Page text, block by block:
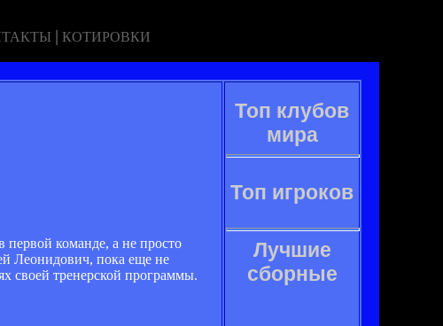
| КОТИРОВКИ
первой команде, а не просто
Леонидович, пока еще не
своей тренерской программы.
Топ клубов
мира
Топ игроков
Лучшие
сборные